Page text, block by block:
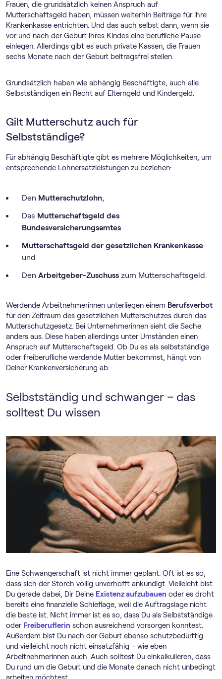
Frauen, die grundsätzlich keinen Anspruch auf
Mutterschaftsgeld haben, müssen weiterhin Beiträge für ihre
Krankenkasse entrichten. Und das auch selbst dann, wenn sie
vor und nach der Geburt ihres Kindes eine berufliche Pause
einlegen. Allerdings gibt es auch private Kassen, die Frauen
sechs Monate nach der Geburt beitragsfrei stellen.
Grundsätzlich haben wie abhängig Beschäftigte, auch alle
Selbstständigen ein Recht auf Elterngeld und Kindergeld.
Gilt Mutterschutz auch für
Selbstständige?
Für abhängig Beschäftigte gibt es mehrere Möglichkeiten, um
entsprechende Lohnersatzleistungen zu beziehen:
Den Mutterschutzlohn,
Das Mutterschaftsgeld des
Bundesversicherungsamtes
Mutterschaftsgeld der gesetzlichen Krankenkasse
und
Den Arbeitgeber-Zuschuss zum Mutterschaftsgeld.
Werdende Arbeitnehmerinnen unterliegen einem Berufsverbot
für den Zeitraum des gesetzlichen Mutterschutzes durch das
Mutterschutzgesetz. Bei Unternehmerinnen sieht die Sache
anders aus. Diese haben allerdings unter Umständen einen
Anspruch auf Mutterschaftsgeld. Ob Du es als selbstständige
oder freiberufliche werdende Mutter bekommst, hängt von
Deiner Krankenversicherung ab.
Selbstständig und schwanger – das
solltest Du wissen
Eine Schwangerschaft ist nicht immer geplant. Oft ist es so,
dass sich der Storch völlig unverhofft ankündigt. Vielleicht bist
Du gerade dabei, Dir Deine Existenz aufzubauen oder es droht
bereits eine finanzielle Schieflage, weil die Auftragslage nicht
die beste ist. Nicht immer ist es so, dass Du als Selbstständige
oder Freiberuflerin schon ausreichend vorsorgen konntest.
Außerdem bist Du nach der Geburt ebenso schutzbedürftig
und vielleicht noch nicht einsatzfähig – wie eben
Arbeitnehmerinnen auch. Auch solltest Du einkalkulieren, dass
Du rund um die Geburt und die Monate danach nicht unbedingt